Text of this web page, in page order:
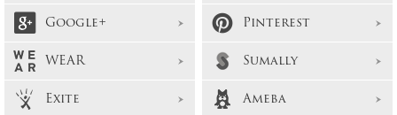
Google+
Pinterest
WEAR
Sumally
Exite
Ameba